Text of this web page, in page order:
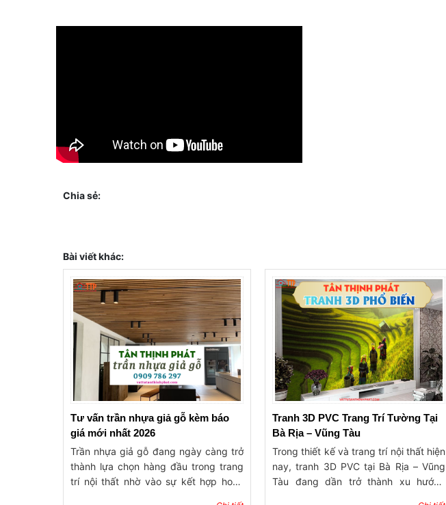
Chia sẻ:
Bài viết khác:
Tư vấn trần nhựa giả gỗ kèm báo
giá mới nhất 2026
Trần nhựa giả gỗ đang ngày càng trở
thành lựa chọn hàng đầu trong trang
trí nội thất nhờ vào sự kết hợp hoàn
Tranh 3D PVC Trang Trí Tường Tại
Bà Rịa – Vũng Tàu
Trong thiết kế và trang trí nội thất hiện
nay, tranh 3D PVC tại Bà Rịa – Vũng
Tàu đang dần trở thành xu hướng